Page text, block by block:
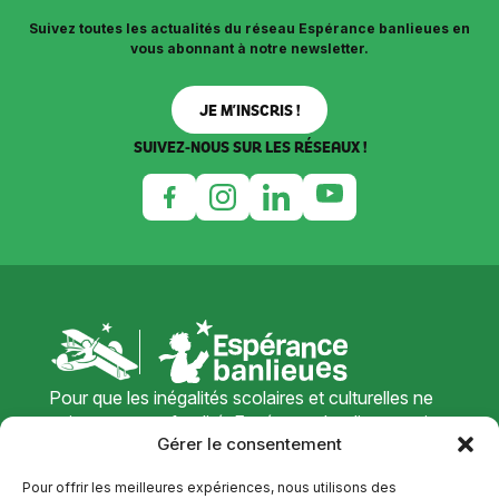
Gérer le consentement
Pour offrir les meilleures expériences, nous utilisons des
Suivez toutes les actualités du réseau Espérance banlieues en
vous abonnant à notre newsletter.
JE M’INSCRIS !
SUIVEZ-NOUS SUR LES RÉSEAUX !
Pour que les inégalités scolaires et culturelles ne
soient pas une fatalité, Espérance banlieues agit
sur le terrain pour donner des perspectives